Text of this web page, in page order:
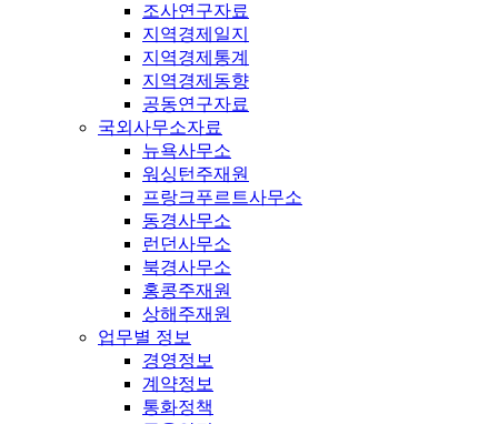
조사연구자료
지역경제일지
지역경제통계
지역경제동향
공동연구자료
국외사무소자료
뉴욕사무소
워싱턴주재원
프랑크푸르트사무소
동경사무소
런던사무소
북경사무소
홍콩주재원
상해주재원
업무별 정보
경영정보
계약정보
통화정책